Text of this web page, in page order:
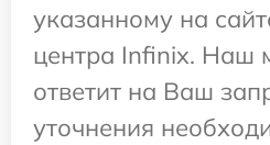
указанному на
центра Infinix. Наш
ответит на Ваш
уточнения